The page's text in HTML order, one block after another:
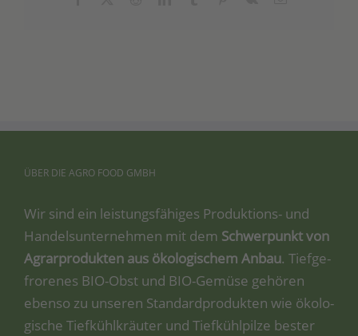
ÜBER DIE AGRO FOOD GMBH
Wir sind ein leis­tungs­fä­hi­ges Pro­duk­ti­ons- und
Han­dels­un­ter­neh­men mit dem Schwer­punkt von
Agrar­pro­duk­ten aus öko­lo­gi­schem Anbau. Tief­ge­
fro­re­nes BIO-Obst und BIO-Gemü­se gehö­ren
eben­so zu unse­ren Stan­dard­pro­duk­ten wie öko­lo­
gi­sche Tief­kühl­kräu­ter und Tief­kühl­pil­ze bes­ter